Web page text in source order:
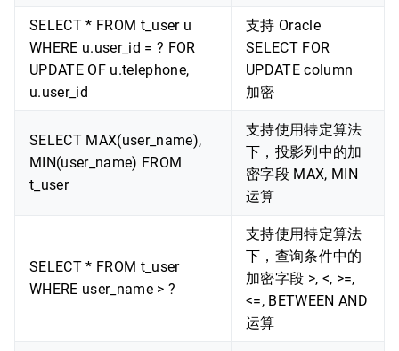
SELECT * FROM t_user u
WHERE u.user_id = ? FOR
UPDATE OF u.telephone,
u.user_id
支持 Oracle
SELECT FOR
UPDATE column
加密
SELECT MAX(user_name),
MIN(user_name) FROM
t_user
支持使用特定算法
下，投影列中的加
密字段 MAX, MIN
运算
SELECT * FROM t_user
WHERE user_name > ?
支持使用特定算法
下，查询条件中的
加密字段 >, <, >=,
<=, BETWEEN AND
运算